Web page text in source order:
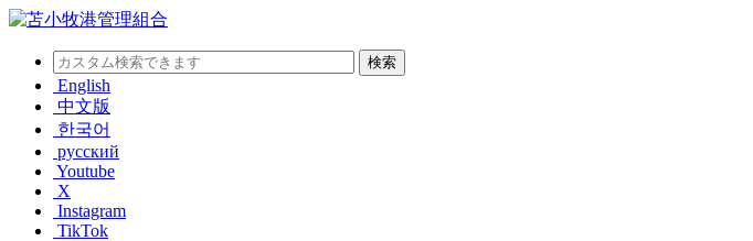
English
中文版
한국어
русский
Youtube
X
Instagram
TikTok